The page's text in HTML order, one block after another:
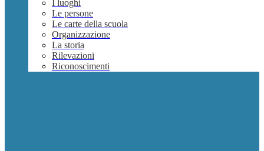
I luoghi
Le persone
Le carte della scuola
Organizzazione
La storia
Rilevazioni
Riconoscimenti